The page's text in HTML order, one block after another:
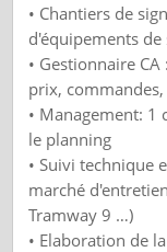
• Chantiers de
d'équipements
• Gestionnaire
prix,
• Management: 1
le planning
• Suivi technique
marché
Tramway 9 …)
• Elaboration de